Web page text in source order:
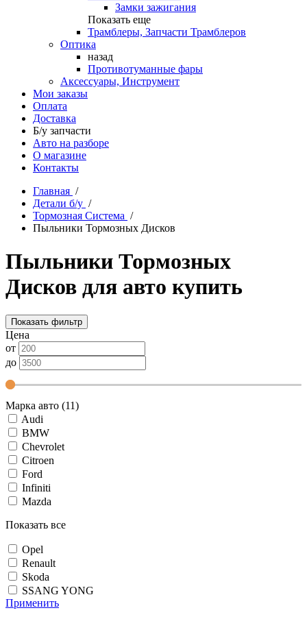
Замки зажигания
Показать еще
Трамблеры, Запчасти Трамблеров
Оптика
назад
Противотуманные фары
Аксессуары, Инструмент
Мои заказы
Оплата
Доставка
Б/у запчасти
Авто на разборе
О магазине
Контакты
Главная /
Детали б/у /
Тормозная Система /
Пыльники Тормозных Дисков
Пыльники Тормозных
Дисков для авто купить
Показать фильтр
Цена
от
до
Марка авто (11)
Audi
BMW
Chevrolet
Citroen
Ford
Infiniti
Mazda
Показать все
Opel
Renault
Skoda
SSANG YONG
Применить